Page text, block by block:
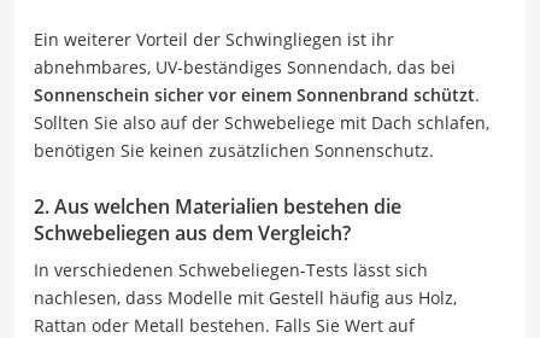
Ein weiterer Vorteil der Schwingliegen ist ihr
abnehmbares, UV-beständiges Sonnendach, das bei
Sonnenschein sicher vor einem Sonnenbrand schützt.
Sollten Sie also auf der Schwebeliege mit Dach schlafen,
benötigen Sie keinen zusätzlichen Sonnenschutz.
2. Aus welchen Materialien bestehen die
Schwebeliegen aus dem Vergleich?
In verschiedenen Schwebeliegen-Tests lässt sich
nachlesen, dass Modelle mit Gestell häufig aus Holz,
Rattan oder Metall bestehen. Falls Sie Wert auf